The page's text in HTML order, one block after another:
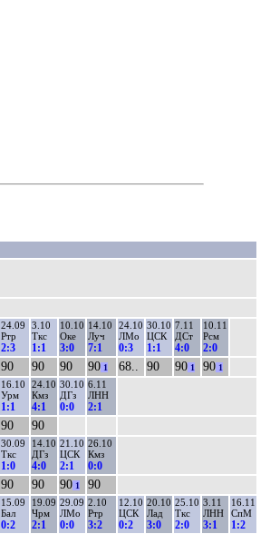
24.09
Ртр
2:3
3.10
Ткс
1:1
10.10
Оке
3:0
14.10
Луч
7:1
24.10
ЛМо
0:3
30.10
ЦСК
1:1
7.11
ДСт
4:0
10.11
Рсм
2:0
90 90 90 90 1 68.. 90 90 1 90 1
16.10
Урм
1:1
24.10
Кмз
4:1
30.10
ДГз
0:0
6.11
ЛНН
2:1
90 90
30.09
Ткс
1:0
14.10
ДГз
4:0
21.10
ЦСК
2:1
26.10
Кмз
0:0
90 90 90 1 90
15.09
Бал
0:2
19.09
Чрм
2:1
29.09
ЛМо
0:0
2.10
Ртр
3:2
12.10
ЦСК
0:2
20.10
Лад
3:0
25.10
Ткс
2:0
3.11
ЛНН
3:1
16.11
СпМ
1:2